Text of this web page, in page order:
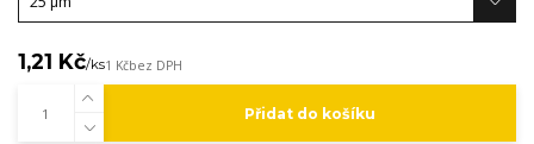
1,21 Kč/ks1 Kčbez DPH
Přidat do košíku